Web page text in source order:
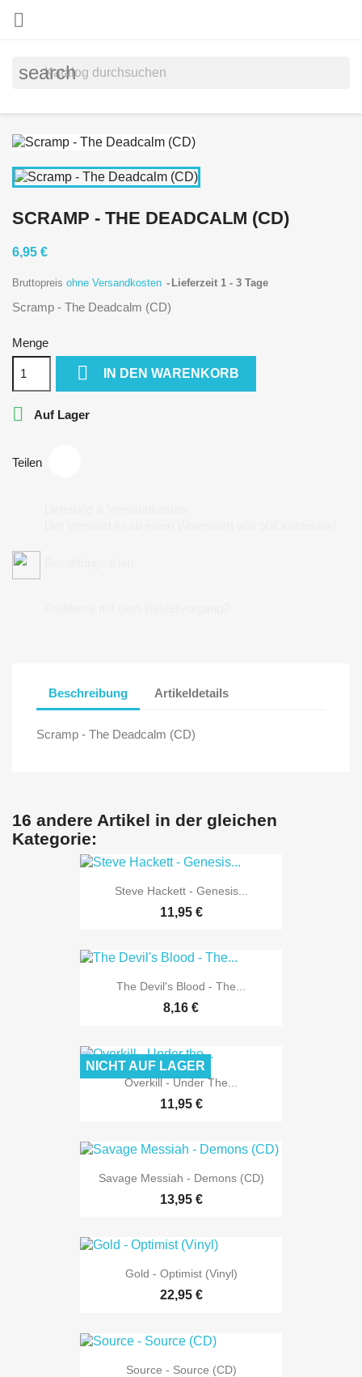

search
SCRAMP - THE DEADCALM (CD)
6,95 €
Bruttopreis ohne Versandkosten Lieferzeit 1 - 3 Tage
Scramp - The Deadcalm (CD)
Menge
 IN DEN WARENKORB
 Auf Lager
Teilen
Beschreibung Artikeldetails
Scramp - The Deadcalm (CD)
16 andere Artikel in der gleichen
Kategorie:
Steve Hackett - Genesis...
11,95 €
The Devil's Blood - The...
8,16 €
Overkill - Under The...
11,95 €
NICHT AUF LAGER
Savage Messiah - Demons (CD)
13,95 €
Gold - Optimist (Vinyl)
22,95 €
Source - Source (CD)